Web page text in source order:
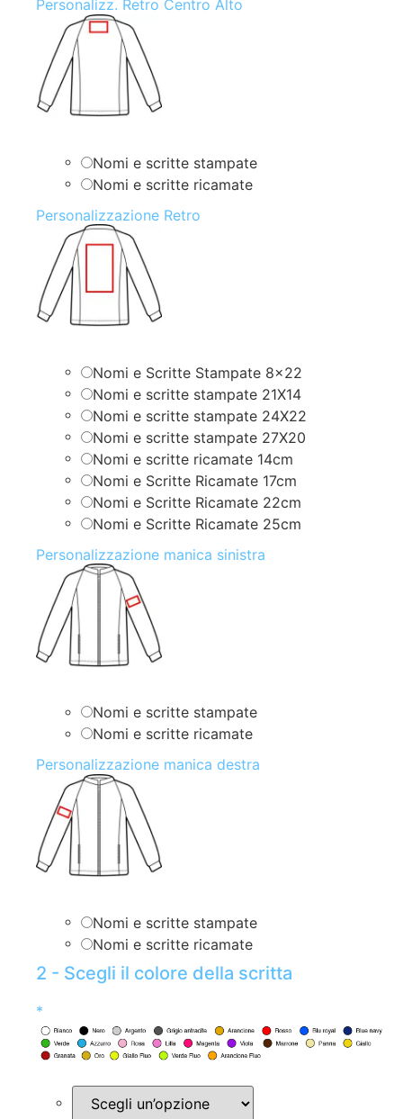
Personalizz. Retro Centro Alto
Nomi e scritte stampate
Nomi e scritte ricamate
Personalizzazione Retro
Nomi e Scritte Stampate 8×22
Nomi e scritte stampate 21X14
Nomi e scritte stampate 24X22
Nomi e scritte stampate 27X20
Nomi e scritte ricamate 14cm
Nomi e Scritte Ricamate 17cm
Nomi e Scritte Ricamate 22cm
Nomi e Scritte Ricamate 25cm
Personalizzazione manica sinistra
Nomi e scritte stampate
Nomi e scritte ricamate
Personalizzazione manica destra
Nomi e scritte stampate
Nomi e scritte ricamate
2 - Scegli il colore della scritta
*